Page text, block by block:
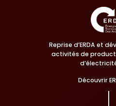
Reprise d’ERDA et
activités de
Découvrir